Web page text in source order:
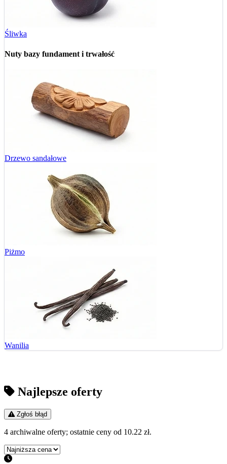
Śliwka
Nuty bazy fundament i trwałość
Drzewo sandałowe
Piżmo
Wanilia
Najlepsze oferty
Zgłoś błąd
4 archiwalne oferty; ostatnie ceny od 10.22 zł.